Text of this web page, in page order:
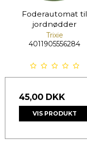
Foderautomat til
jordnødder
Trixie
4011905556284
45,00 DKK
VIS PRODUKT